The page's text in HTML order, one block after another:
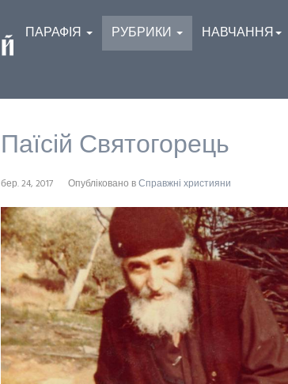
ПАРАФІЯ РУБРИКИ НАВЧАННЯ
Паїсій Святогорець
бер. 24, 2017 Опубліковано вСправжні християни